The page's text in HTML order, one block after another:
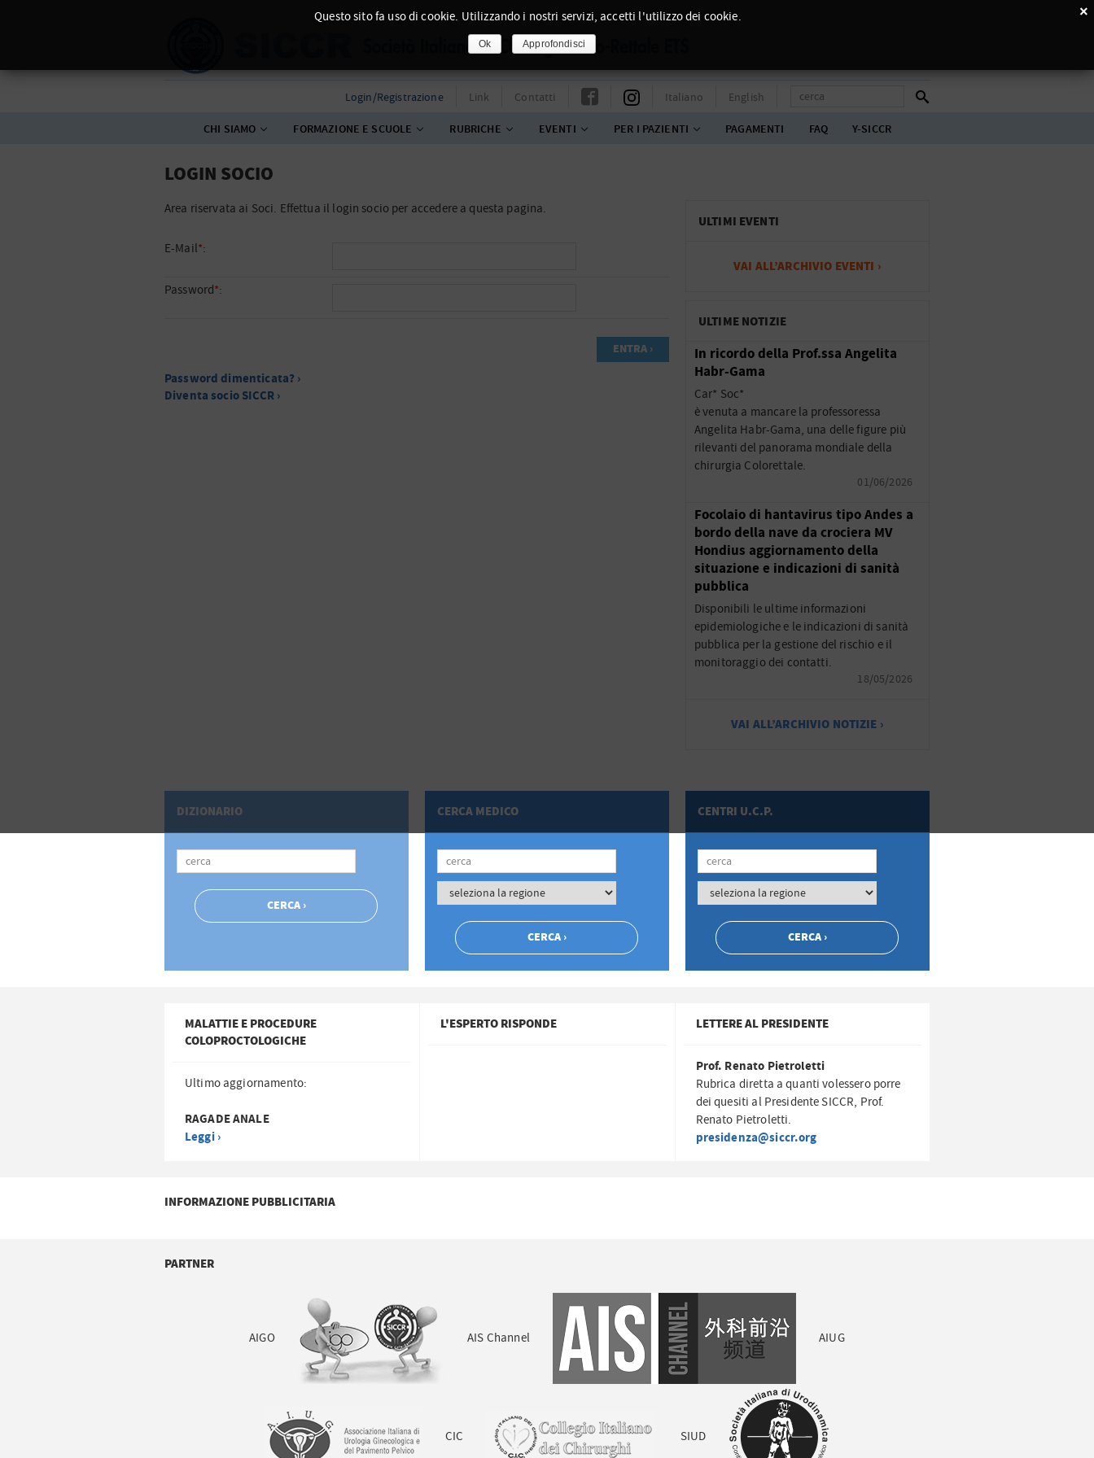
Login/Registrazione Link Contatti Italiano English
CHI SIAMO FORMAZIONE E SCUOLE RUBRICHE EVENTI PER I PAZIENTI PAGAMENTI FAQ Y-SICCR
LOGIN SOCIO
Area riservata ai Soci. Effettua il login socio per accedere a questa pagina.
E-Mail*:
Password*:
Password dimenticata? ›
Diventa socio SICCR ›
ULTIMI EVENTI
VAI ALL’ARCHIVIO EVENTI ›
ULTIME NOTIZIE
In ricordo della Prof.ssa Angelita
Habr-Gama
Car* Soc*
è venuta a mancare la professoressa
Angelita Habr-Gama, una delle figure più
rilevanti del panorama mondiale della
chirurgia Colorettale.
01/06/2026
Focolaio di hantavirus tipo Andes a
bordo della nave da crociera MV
Hondius aggiornamento della
situazione e indicazioni di sanità
pubblica
Disponibili le ultime informazioni
epidemiologiche e le indicazioni di sanità
pubblica per la gestione del rischio e il
monitoraggio dei contatti.
18/05/2026
VAI ALL’ARCHIVIO NOTIZIE ›
DIZIONARIO CERCA MEDICO CENTRI U.C.P.
MALATTIE E PROCEDURE
COLOPROCTOLOGICHE
Ultimo aggiornamento:
RAGADE ANALE
Leggi ›
L'ESPERTO RISPONDE LETTERE AL PRESIDENTE
Prof. Renato Pietroletti
Rubrica diretta a quanti volessero porre
dei quesiti al Presidente SICCR, Prof.
Renato Pietroletti.
presidenza@siccr.org
INFORMAZIONE PUBBLICITARIA
PARTNER
AIGO AIS Channel AIUG
CIC SIUD
×
Questo sito fa uso di cookie. Utilizzando i nostri servizi, accetti l'utilizzo dei cookie.
Ok Approfondisci